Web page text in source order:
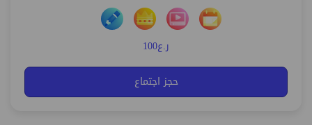
ر.ع100
حجز اجتماع